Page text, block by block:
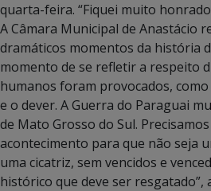
quarta-feira. “Fiquei muito
A Câmara Municipal de Anastácio
dramáticos momentos da história
momento de se refletir a respeito
humanos foram provocados,
e o dever. A Guerra do Paraguai
de Mato Grosso do Sul.
acontecimento para que não seja
uma cicatriz, sem vencidos e
histórico que deve ser resgatado”,